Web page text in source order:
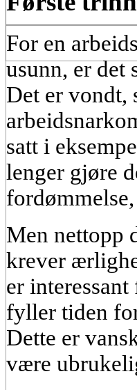
For en
usunn, er det
Det er vondt,
satt i
lenger gjøre
Men nettopp
krever
er
fyller tiden
Dette er
være